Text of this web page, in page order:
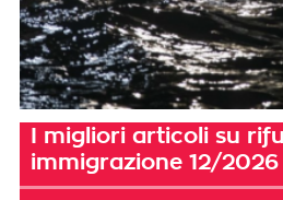
I migliori articoli su
immigrazione 12/2026